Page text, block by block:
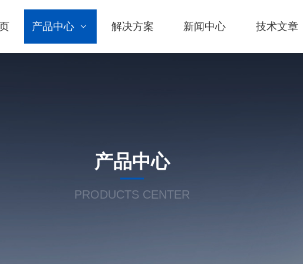
产品中心 解决方案 新闻中心 技术文章
产品中心
PRODUCTS CENTER